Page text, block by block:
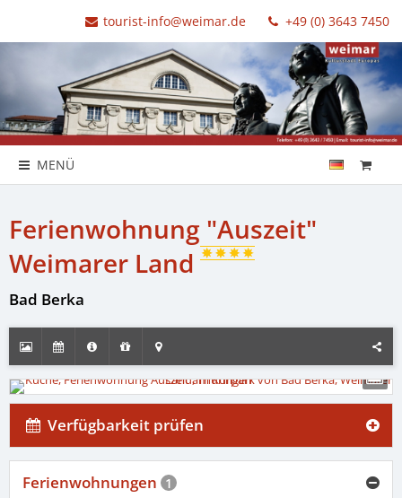
tourist-info@weimar.de +49 (0) 3643 7450
MENÜ
Ferienwohnung "Auszeit"
Weimarer Land
Bad Berka
Verfügbarkeit prüfen
Ferienwohnungen 1